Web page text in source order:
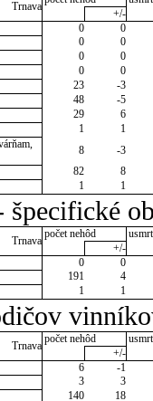
Trnava
+/-
0
0
0
0
0
0
0
0
23
-3
48
-5
29
6
1
1
8
-3
82
8
1 1
špecifické
Trnava
počet nehôd
+/-
0
0
191
4
1 1
Trnava
počet nehôd
+/-
6
-1
3
3
140
18